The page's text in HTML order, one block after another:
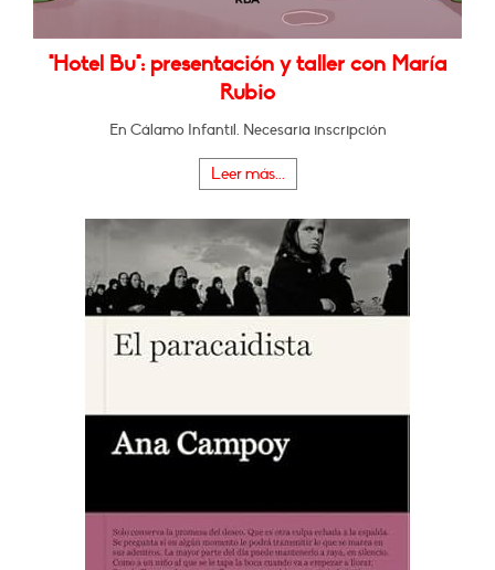
"Hotel Bu": presentación y taller con María
Rubio
En Cálamo Infantil. Necesaria inscripción
Leer más...